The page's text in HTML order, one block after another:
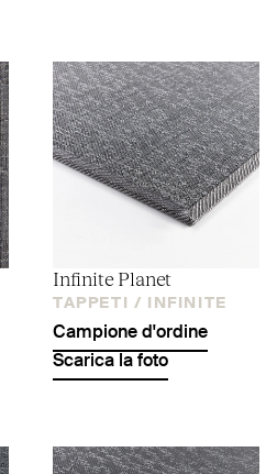
Infinite Planet
TAPPETI / INFINITE
Campione d'ordine
Scarica la foto